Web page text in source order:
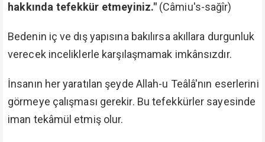
hakkında tefekkür etmeyiniz." (Câmiu's-sağîr)
Bedenin iç ve dış yapısına bakılırsa akıllara durgunluk
verecek inceliklerle karşılaşmamak imkânsızdır.
İnsanın her yaratılan şeyde Allah-u Teâlâ'nın eserlerini
görmeye çalışması gerekir. Bu tefekkürler sayesinde
iman tekâmül etmiş olur.